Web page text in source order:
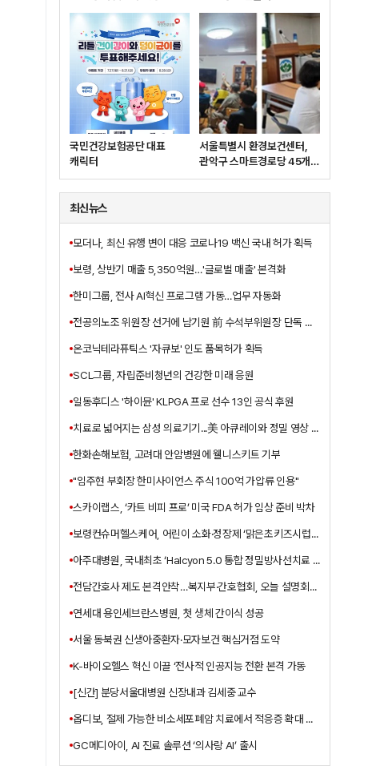
발표
국민건강보험공단 대표
캐릭터
서울특별시 환경보건센터,
관악구 스마트경로당 45개소
대상
최신뉴스
모더나, 최신 유행 변이 대응 코로나19 백신 국내 허가 획득
보령, 상반기 매출 5,350억원…'글로벌 매출' 본격화
한미그룹, 전사 AI혁신 프로그램 가동…업무 자동화
전공의노조 위원장 선거에 남기원 前 수석부위원장 단독 출마
온코닉테라퓨틱스 '자큐보' 인도 품목허가 획득
SCL그룹, 자립준비청년의 건강한 미래 응원
일동후디스 '하이뮨' KLPGA 프로 선수 13인 공식 후원
치료로 넓어지는 삼성 의료기기...美 아큐레이와 정밀 영상 가이드 협력
한화손해보험, 고려대 안암병원에 웰니스키트 기부
"임주현 부회장 한미사이언스 주식 100억 가압류 인용"
스카이랩스, ‘카트 비피 프로’ 미국 FDA 허가 임상 준비 박차
보령컨슈머헬스케어, 어린이 소화·정장제 ‘맑은초키즈시럽’ 출시
아주대병원, 국내최초 ‘Halcyon 5.0 통합 정밀방사선치료 솔루션’ 구축
전담간호사 제도 본격안착…복지부·간호협회, 오늘 설명회개최
연세대 용인세브란스병원, 첫 생체 간이식 성공
서울 동북권 신생아중환자·모자보건 핵심거점 도약
K-바이오헬스 혁신 이끌 ‘전사적 인공지능 전환 본격 가동
[신간] 분당서울대병원 신장내과 김세중 교수
옵디보, 절제 가능한 비소세포폐암 치료에서 적응증 확대 승인
GC메디아이, AI 진료 솔루션 ‘의사랑 AI’ 출시